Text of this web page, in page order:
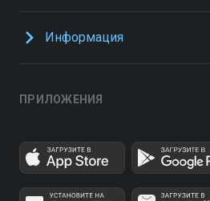
Информация
ПРИЛОЖЕНИЯ